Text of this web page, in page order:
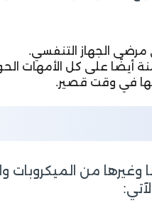
مرضى الجهاز التنفسي.
أيضًا على كل الأمهات
في وقت قصير.
وغيرها من